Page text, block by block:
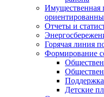
Имущественная
Отчеты и
Горячая линия
Формирование
Детские